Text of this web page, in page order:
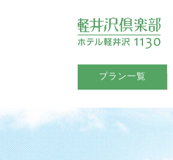
プラン一覧